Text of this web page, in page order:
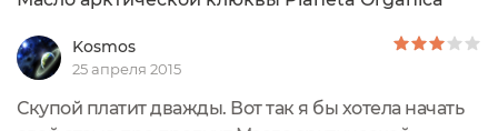
Kosmos
25 апреля 2015
Скупой платит дважды. Вот так я бы хотела начать